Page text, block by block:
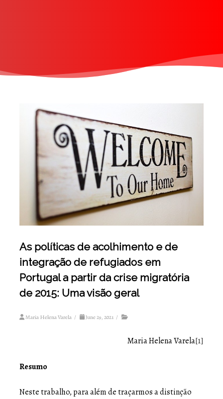
As políticas de acolhimento e de
integração de refugiados em
Portugal a partir da crise migratória
de 2015: Uma visão geral
Maria Helena Varela / June 29, 2021 /
Maria Helena Varela[1]
Resumo
Neste trabalho, para além de traçarmos a distinção